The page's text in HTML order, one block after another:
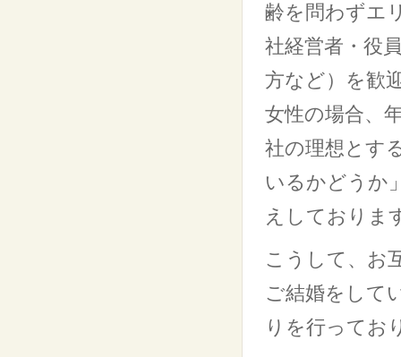
齢を問わずエ
社経営者・役
方など）を歓
女性の場合、
社の理想とす
いるかどうか
えしておりま
こうして、お
ご結婚をして
りを行ってお